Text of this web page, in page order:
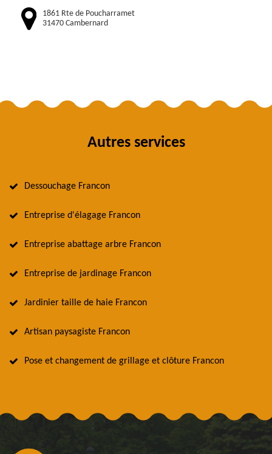
1861 Rte de Poucharramet
31470 Cambernard
Autres services
Dessouchage Francon
Entreprise d'élagage Francon
Entreprise abattage arbre Francon
Entreprise de jardinage Francon
Jardinier taille de haie Francon
Artisan paysagiste Francon
Pose et changement de grillage et clôture Francon